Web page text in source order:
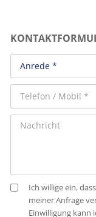
Ich willige ein,
meiner Anfrage
Einwilligung kann